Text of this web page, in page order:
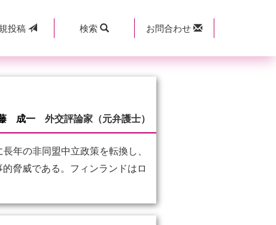
投稿 検索 お問合わせ
成一 外交評論家（元弁護士）
年の非同盟中立政策を転換し、
脅威である。フィンランドはロ